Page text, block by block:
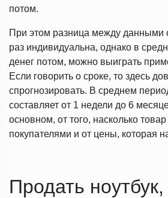
потом.
При этом разница между
раз индивидуальна, однако в
денег потом, можно выиграть
Если говорить о сроке, то здесь
спрогнозировать. В среднем
составляет от 1 недели до 6
основном, от того, насколько
покупателями и от цены, которая
Продать ноутбук,